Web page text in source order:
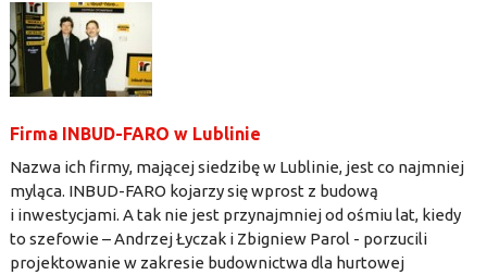
Firma INBUD-FARO w Lublinie
Nazwa ich firmy, mającej siedzibę w Lublinie, jest co najmniej
myląca. INBUD-FARO kojarzy się wprost z budową
i inwestycjami. A tak nie jest przynajmniej od ośmiu lat, kiedy
to szefowie – Andrzej Łyczak i Zbigniew Parol - porzucili
projektowanie w zakresie budownictwa dla hurtowej